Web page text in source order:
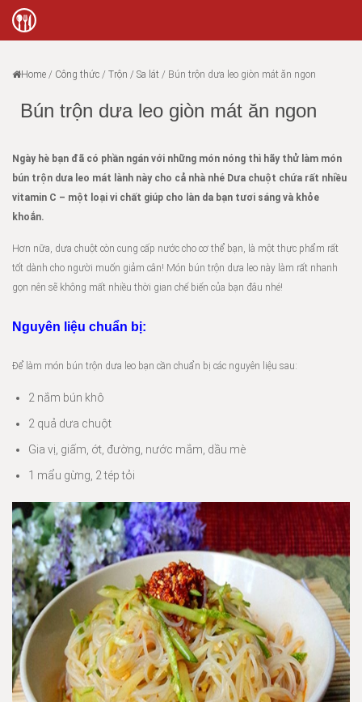
Home / Công thức / Trộn / Sa lát / Bún trộn dưa leo giòn mát ăn ngon
Bún trộn dưa leo giòn mát ăn ngon
Ngày hè bạn đã có phần ngán với những món nóng thì hãy thử làm món
bún trộn dưa leo mát lành này cho cả nhà nhé Dưa chuột chứa rất nhiều
vitamin C – một loại vi chất giúp cho làn da bạn tươi sáng và khỏe
khoắn.
Hơn nữa, dưa chuột còn cung cấp nước cho cơ thể bạn, là một thực phẩm rất
tốt dành cho người muốn giảm cân! Món bún trộn dưa leo này làm rất nhanh
gọn nên sẽ không mất nhiều thời gian chế biến của bạn đâu nhé!
Nguyên liệu chuẩn bị:
Để làm món bún trộn dưa leo bạn cần chuẩn bị các nguyên liệu sau:
2 nắm bún khô
2 quả dưa chuột
Gia vị, giấm, ớt, đường, nước mắm, dầu mè
1 mẩu gừng, 2 tép tỏi